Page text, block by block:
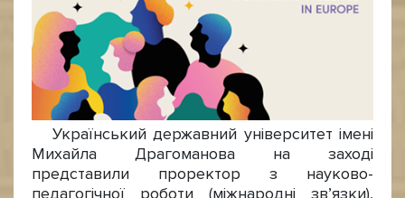
Український державний університет імені
Михайла Драгоманова на заході
представили проректор з науково-
педагогічної роботи (міжнародні зв’язки),